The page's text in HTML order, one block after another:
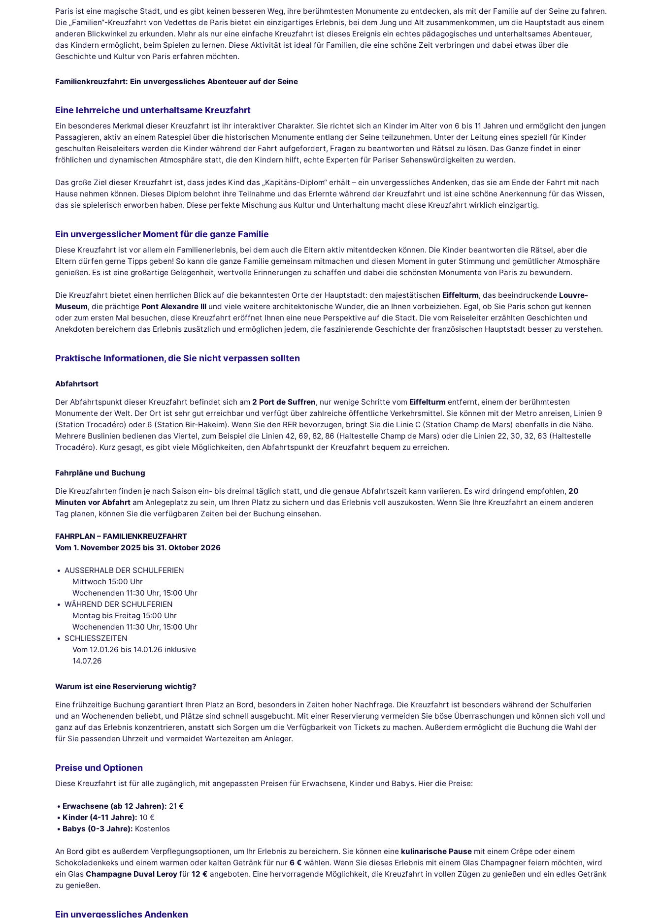
Paris ist eine magische Stadt, und es gibt keinen besseren Weg, ihre berühmtesten Monumente zu entdecken, als mit der Familie auf der Seine zu fahren.
Die „Familien“-Kreuzfahrt von Vedettes de Paris bietet ein einzigartiges Erlebnis, bei dem Jung und Alt zusammenkommen, um die Hauptstadt aus einem
anderen Blickwinkel zu erkunden. Mehr als nur eine einfache Kreuzfahrt ist dieses Ereignis ein echtes pädagogisches und unterhaltsames Abenteuer,
das Kindern ermöglicht, beim Spielen zu lernen. Diese Aktivität ist ideal für Familien, die eine schöne Zeit verbringen und dabei etwas über die
Geschichte und Kultur von Paris erfahren möchten.
Familienkreuzfahrt: Ein unvergessliches Abenteuer auf der Seine
Eine lehrreiche und unterhaltsame Kreuzfahrt
Ein besonderes Merkmal dieser Kreuzfahrt ist ihr interaktiver Charakter. Sie richtet sich an Kinder im Alter von 6 bis 11 Jahren und ermöglicht den jungen
Passagieren, aktiv an einem Ratespiel über die historischen Monumente entlang der Seine teilzunehmen. Unter der Leitung eines speziell für Kinder
geschulten Reiseleiters werden die Kinder während der Fahrt aufgefordert, Fragen zu beantworten und Rätsel zu lösen. Das Ganze findet in einer
fröhlichen und dynamischen Atmosphäre statt, die den Kindern hilft, echte Experten für Pariser Sehenswürdigkeiten zu werden.
Das große Ziel dieser Kreuzfahrt ist, dass jedes Kind das „Kapitäns-Diplom“ erhält – ein unvergessliches Andenken, das sie am Ende der Fahrt mit nach
Hause nehmen können. Dieses Diplom belohnt ihre Teilnahme und das Erlernte während der Kreuzfahrt und ist eine schöne Anerkennung für das Wissen,
das sie spielerisch erworben haben. Diese perfekte Mischung aus Kultur und Unterhaltung macht diese Kreuzfahrt wirklich einzigartig.
Ein unvergesslicher Moment für die ganze Familie
Diese Kreuzfahrt ist vor allem ein Familienerlebnis, bei dem auch die Eltern aktiv mitentdecken können. Die Kinder beantworten die Rätsel, aber die
Eltern dürfen gerne Tipps geben! So kann die ganze Familie gemeinsam mitmachen und diesen Moment in guter Stimmung und gemütlicher Atmosphäre
genießen. Es ist eine großartige Gelegenheit, wertvolle Erinnerungen zu schaffen und dabei die schönsten Monumente von Paris zu bewundern.
Die Kreuzfahrt bietet einen herrlichen Blick auf die bekanntesten Orte der Hauptstadt: den majestätischen Eiffelturm, das beeindruckende Louvre-
Museum, die prächtige Pont Alexandre III und viele weitere architektonische Wunder, die an Ihnen vorbeiziehen. Egal, ob Sie Paris schon gut kennen
oder zum ersten Mal besuchen, diese Kreuzfahrt eröffnet Ihnen eine neue Perspektive auf die Stadt. Die vom Reiseleiter erzählten Geschichten und
Anekdoten bereichern das Erlebnis zusätzlich und ermöglichen jedem, die faszinierende Geschichte der französischen Hauptstadt besser zu verstehen.
Praktische Informationen, die Sie nicht verpassen sollten
Abfahrtsort
Der Abfahrtspunkt dieser Kreuzfahrt befindet sich am 2 Port de Suffren, nur wenige Schritte vom Eiffelturm entfernt, einem der berühmtesten
Monumente der Welt. Der Ort ist sehr gut erreichbar und verfügt über zahlreiche öffentliche Verkehrsmittel. Sie können mit der Metro anreisen, Linien 9
(Station Trocadéro) oder 6 (Station Bir-Hakeim). Wenn Sie den RER bevorzugen, bringt Sie die Linie C (Station Champ de Mars) ebenfalls in die Nähe.
Mehrere Buslinien bedienen das Viertel, zum Beispiel die Linien 42, 69, 82, 86 (Haltestelle Champ de Mars) oder die Linien 22, 30, 32, 63 (Haltestelle
Trocadéro). Kurz gesagt, es gibt viele Möglichkeiten, den Abfahrtspunkt der Kreuzfahrt bequem zu erreichen.
Fahrpläne und Buchung
Die Kreuzfahrten finden je nach Saison ein- bis dreimal täglich statt, und die genaue Abfahrtszeit kann variieren. Es wird dringend empfohlen, 20
Minuten vor Abfahrt am Anlegeplatz zu sein, um Ihren Platz zu sichern und das Erlebnis voll auszukosten. Wenn Sie Ihre Kreuzfahrt an einem anderen
Tag planen, können Sie die verfügbaren Zeiten bei der Buchung einsehen.
FAHRPLAN – FAMILIENKREUZFAHRT
Vom 1. November 2025 bis 31. Oktober 2026
AUSSERHALB DER SCHULFERIEN
Mittwoch 15:00 Uhr
Wochenenden 11:30 Uhr, 15:00 Uhr
WÄHREND DER SCHULFERIEN
Montag bis Freitag 15:00 Uhr
Wochenenden 11:30 Uhr, 15:00 Uhr
SCHLIESSZEITEN
Vom 12.01.26 bis 14.01.26 inklusive
14.07.26
Warum ist eine Reservierung wichtig?
Eine frühzeitige Buchung garantiert Ihren Platz an Bord, besonders in Zeiten hoher Nachfrage. Die Kreuzfahrt ist besonders während der Schulferien
und an Wochenenden beliebt, und Plätze sind schnell ausgebucht. Mit einer Reservierung vermeiden Sie böse Überraschungen und können sich voll und
ganz auf das Erlebnis konzentrieren, anstatt sich Sorgen um die Verfügbarkeit von Tickets zu machen. Außerdem ermöglicht die Buchung die Wahl der
für Sie passenden Uhrzeit und vermeidet Wartezeiten am Anleger.
Preise und Optionen
Diese Kreuzfahrt ist für alle zugänglich, mit angepassten Preisen für Erwachsene, Kinder und Babys. Hier die Preise:
Erwachsene (ab 12 Jahren): 21 €
Kinder (4-11 Jahre): 10 €
Babys (0-3 Jahre): Kostenlos
An Bord gibt es außerdem Verpflegungsoptionen, um Ihr Erlebnis zu bereichern. Sie können eine kulinarische Pause mit einem Crêpe oder einem
Schokoladenkeks und einem warmen oder kalten Getränk für nur 6 € wählen. Wenn Sie dieses Erlebnis mit einem Glas Champagner feiern möchten, wird
ein Glas Champagne Duval Leroy für 12 € angeboten. Eine hervorragende Möglichkeit, die Kreuzfahrt in vollen Zügen zu genießen und ein edles Getränk
zu genießen.
Ein unvergessliches Andenken